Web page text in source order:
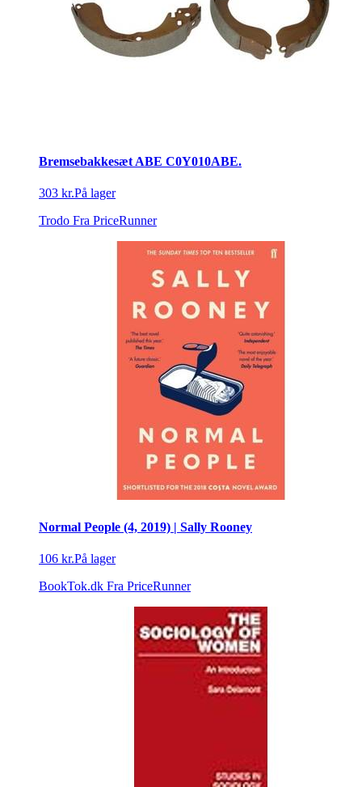
Bremsebakkesæt ABE C0Y010ABE.
303 kr.På lager
Trodo Fra PriceRunner
Normal People (4, 2019) | Sally Rooney
106 kr.På lager
BookTok.dk Fra PriceRunner